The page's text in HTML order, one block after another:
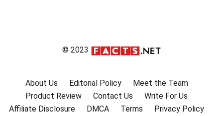
© 2023
About Us Editorial Policy
Meet the Team
Product Review
Contact Us
Write For Us
Affiliate Disclosure
DMCA Terms
Privacy Policy